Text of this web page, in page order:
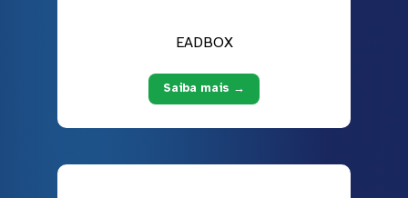
EADBOX
Saiba mais →